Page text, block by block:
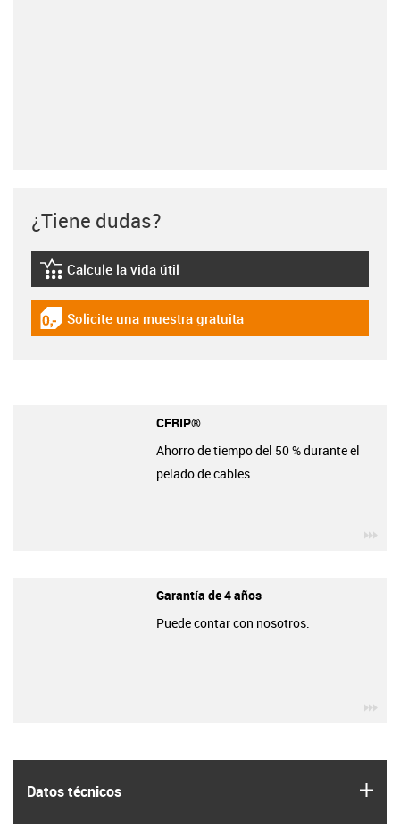
Datos técnicos
¿Tiene dudas?
igus-icon-lebensdauerrechner
Calcule la vida útil
igus-icon-gratismuster
Solicite una muestra gratuita
CFRIP®
Ahorro de tiempo del 50 % durante el
pelado de cables.
Garantía de 4 años
Puede contar con nosotros.